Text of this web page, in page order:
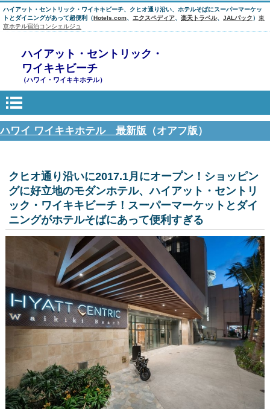
ハイアット・セントリック・ワイキキビーチ、クヒオ通り沿い、ホテルそばにスーパーマーケッ
トとダイニングがあって超便利（Hotels.com、 エクスペディア、 楽天トラベル、 JALパック） 東
京ホテル宿泊コンシェルジュ
ハイアット・セントリック・
ワイキキビーチ
（ハワイ・ワイキキホテル）
ハワイ ワイキキホテル 最新版 （オアフ版）
クヒオ通り沿いに2017.1月にオープン！ショッピン
グに好立地のモダンホテル、ハイアット・セントリ
ック・ワイキキビーチ！スーパーマーケットとダイ
ニングがホテルそばにあって便利すぎる